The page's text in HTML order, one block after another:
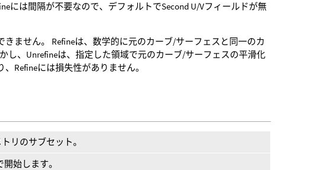
には間隔が不要なので、デフォルトでSecond U/Vフィールドが無
ません。 Refineは、数学的に元のカーブ/サーフェスと同一のカ
、Unrefineは、指定した領域で元のカーブ/サーフェスの平滑化
Refineには損失性がありません。
リのサブセット。
始します。